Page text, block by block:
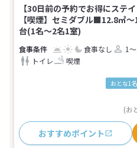
【30日前の予約でお得にステ
【喫煙】セミダブル■12.8㎡
台(1名～2名1室)
食事なし 1
トイレ
喫煙
おとな1名
(お
おすすめポイント